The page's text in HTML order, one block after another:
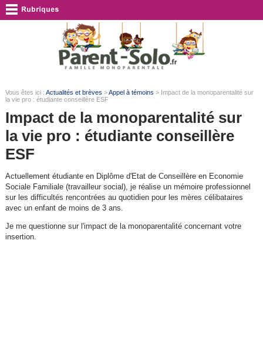
Vous êtes ici : Actualités et brèves >Appel à témoins > Impact de la monoparentalité sur
la vie pro : étudiante conseillère ESF
Impact de la monoparentalité sur
la vie pro : étudiante conseillère
ESF
Actuellement étudiante en Diplôme d'Etat de Conseillère en Economie
Sociale Familiale (travailleur social), je réalise un mémoire professionnel
sur les difficultés rencontrées au quotidien pour les mères célibataires
avec un enfant de moins de 3 ans.
Je me questionne sur l'impact de la monoparentalité concernant votre
insertion.